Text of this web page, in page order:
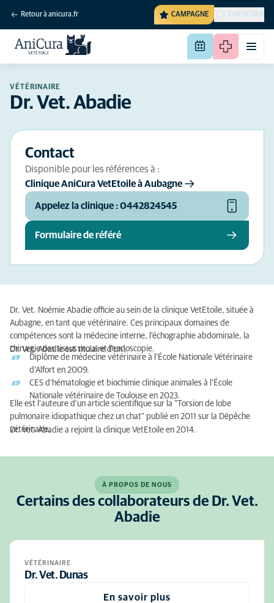
Retour à anicura.fr CAMPAGNE CHERCHER
VÉTÉRINAIRE
Dr. Vet. Abadie
Contact
Disponible pour les références à :
Clinique AniCura VetEtoile à Aubagne
Appelez la clinique : 0442824545
Formulaire de référé
Dr. Vet. Noémie Abadie officie au sein de la clinique VetEtoile, située à
Aubagne, en tant que vétérinaire. Ces principaux domaines de
compétences sont la médecine interne, l'échographie abdominale, la
chirurgie des tissus mous et l'endoscopie.
Dr. Vet. Abadie est titulaire d'un ;
Diplôme de médecine vétérinaire à l'École Nationale Vétérinaire
d'Alfort en 2009.
CES d'hématologie et biochimie clinique animales à l'École
Nationale vétérinaire de Toulouse en 2023.
Elle est l'auteure d'un article scientifique sur la "Torsion de lobe
pulmonaire idiopathique chez un chat" publié en 2011 sur la Dépêche
vétérinaire.
Dr. Vet. Abadie a rejoint la clinique VetEtoile en 2014.
À PROPOS DE NOUS
Certains des collaborateurs de Dr. Vet.
Abadie
VÉTÉRINAIRE
Dr. Vet. Dunas
En savoir plus